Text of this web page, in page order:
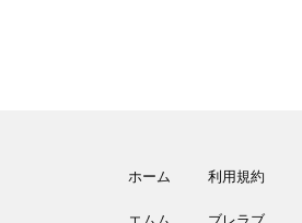
ホーム 利用規約